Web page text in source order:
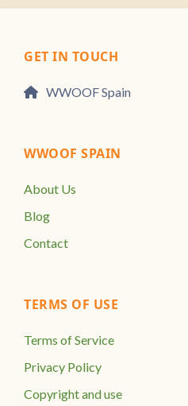
GET IN TOUCH
WWOOF Spain
WWOOF SPAIN
About Us
Blog
Contact
TERMS OF USE
Terms of Service
Privacy Policy
Copyright and use